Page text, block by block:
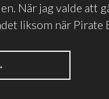
När jag valde att
liksom när Pirate